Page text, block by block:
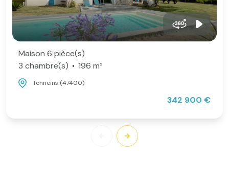
Maison 6 pièce(s)
3 chambre(s)
196 m²
Tonneins (47400)
342 900 €